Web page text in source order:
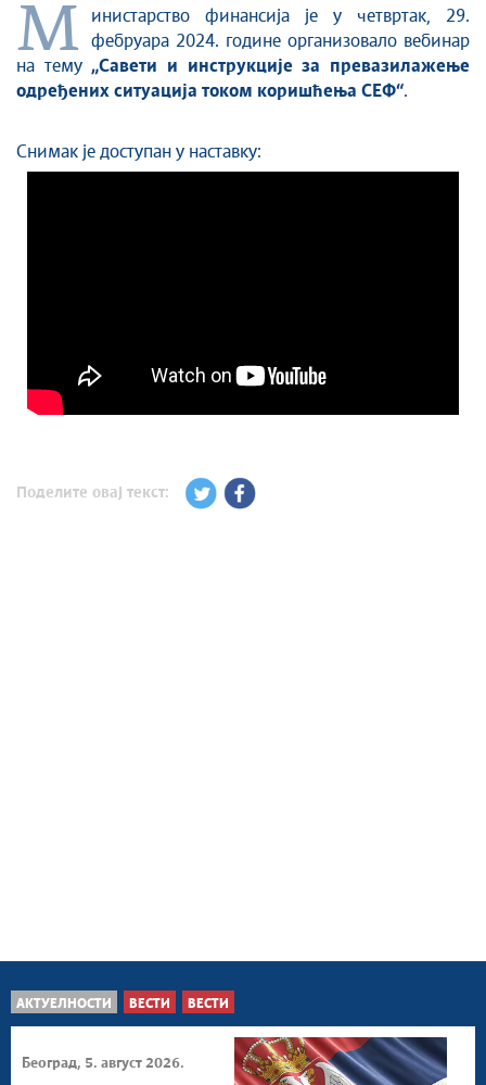
М
инистарство финансија је у четвртак, 29.
фебруара 2024. године организовало вебинар
на тему „Савети и инструкције за превазилажење
одређених ситуација током коришћења СЕФ“.
Снимак је доступан у наставку:
Поделите овај текст:
АКТУЕЛНОСТИ ВЕСТИ ВЕСТИ
Београд, 5. август 2026.